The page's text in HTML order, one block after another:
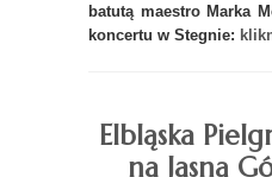
batutą maestro Marka
koncertu w Stegnie:
Elbląska
na Jasną